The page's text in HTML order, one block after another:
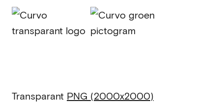
Transparant PNG (2000x2000)